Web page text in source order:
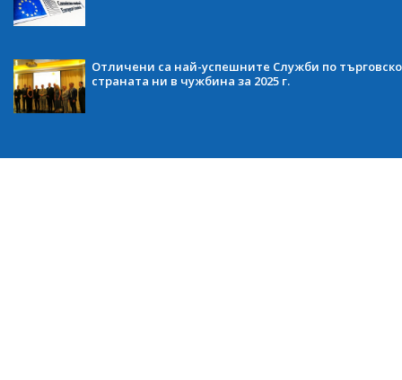
Отличени са най-успешните Служби по
страната ни в чужбина за 2025 г.